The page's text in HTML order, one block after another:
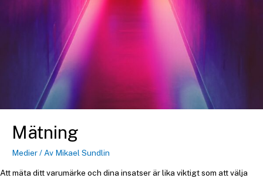
Mätning
Medier/ Av Mikael Sundlin
Att mäta ditt varumärke och dina insatser är lika viktigt som att välja